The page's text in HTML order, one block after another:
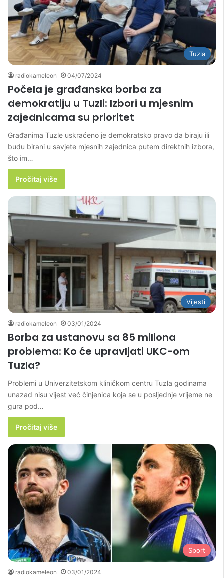
Tuzla
radiokameleon 04/07/2024
Počela je građanska borba za
demokratiju u Tuzli: Izbori u mjesnim
zajednicama su prioritet
Građanima Tuzle uskraćeno je demokratsko pravo da biraju ili
budu birani u savjete mjesnih zajednica putem direktnih izbora,
što im…
Pročitaj više
Vijesti
radiokameleon 03/01/2024
Borba za ustanovu sa 85 miliona
problema: Ko će upravljati UKC-om
Tuzla?
Problemi u Univerzitetskom kliničkom centru Tuzla godinama
unazad nisu vijest već činjenica koja se u posljednje vrijeme ne
gura pod…
Pročitaj više
Sport
radiokameleon 03/01/2024